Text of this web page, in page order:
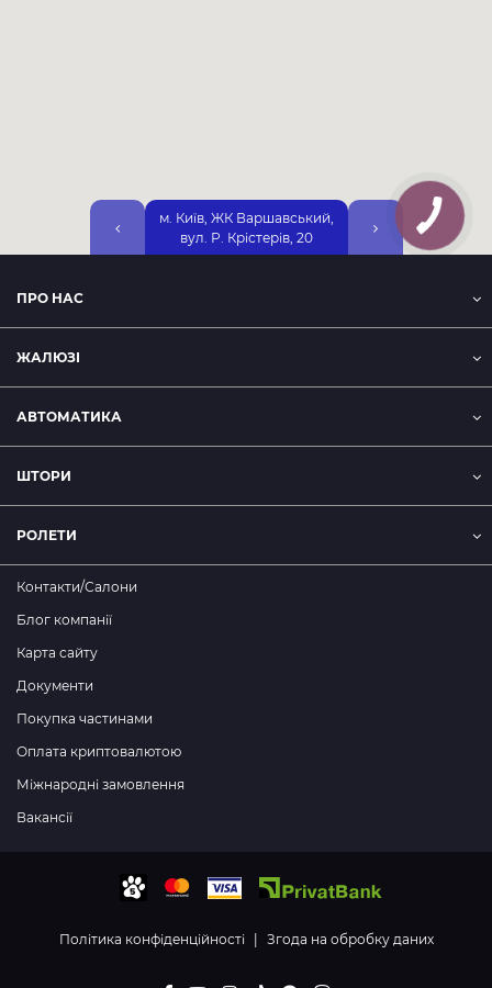
м. Київ, ЖК Варшавський,
вул. Р. Крістерів, 20
м. Київ, вул.
Набережна, 25А, 2-
ПРО НАС
ЖАЛЮЗІ
АВТОМАТИКА
ШТОРИ
РОЛЕТИ
Контакти/Салони
Блог компанії
Карта сайту
Документи
Покупка частинами
Оплата криптовалютою
Міжнародні замовлення
Вакансії
Політика конфіденційності Згода на обробку даних